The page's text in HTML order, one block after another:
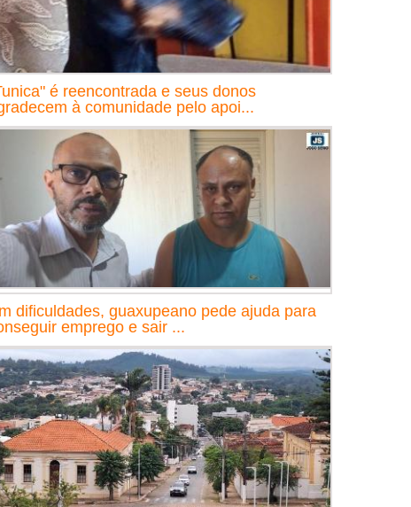
é reencontrada e seus donos
à comunidade pelo apoi...
dificuldades, guaxupeano pede ajuda para
emprego e sair ...